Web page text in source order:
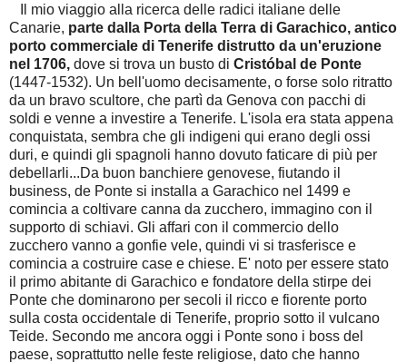
Il mio viaggio alla ricerca delle radici italiane delle
Canarie, parte dalla Porta della Terra di Garachico, antico
porto commerciale di Tenerife distrutto da un'eruzione
nel 1706, dove si trova un busto di Cristóbal de Ponte
(1447-1532). Un bell'uomo decisamente, o forse solo ritratto
da un bravo scultore, che partì da Genova con pacchi di
soldi e venne a investire a Tenerife. L'isola era stata appena
conquistata, sembra che gli indigeni qui erano degli ossi
duri, e quindi gli spagnoli hanno dovuto faticare di più per
debellarli...Da buon banchiere genovese, fiutando il
business, de Ponte si installa a Garachico nel 1499 e
comincia a coltivare canna da zucchero, immagino con il
supporto di schiavi. Gli affari con il commercio dello
zucchero vanno a gonfie vele, quindi vi si trasferisce e
comincia a costruire case e chiese. E' noto per essere stato
il primo abitante di Garachico e fondatore della stirpe dei
Ponte che dominarono per secoli il ricco e fiorente porto
sulla costa occidentale di Tenerife, proprio sotto il vulcano
Teide. Secondo me ancora oggi i Ponte sono i boss del
paese, soprattutto nelle feste religiose, dato che hanno